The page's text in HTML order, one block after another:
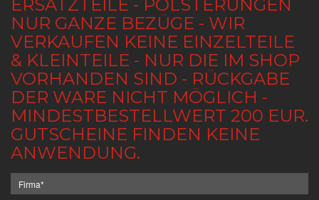
ERSATZTEILE - POLSTERUNGEN
NUR GANZE BEZÜGE - WIR
VERKAUFEN KEINE EINZELTEILE
& KLEINTEILE - NUR DIE IM SHOP
VORHANDEN SIND - RÜCKGABE
DER WARE NICHT MÖGLICH -
MINDESTBESTELLWERT 200 EUR.
GUTSCHEINE FINDEN KEINE
ANWENDUNG.